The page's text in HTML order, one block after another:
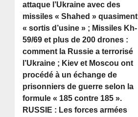
attaque l’Ukraine avec des
missiles « Shahed » quasiment
« sortis d’usine » ; Missiles Kh-
59/69 et plus de 200 drones :
comment la Russie a terrorisé
l’Ukraine ; Kiev et Moscou ont
procédé à un échange de
prisonniers de guerre selon la
formule « 185 contre 185 ».
RUSSIE : Les forces armées